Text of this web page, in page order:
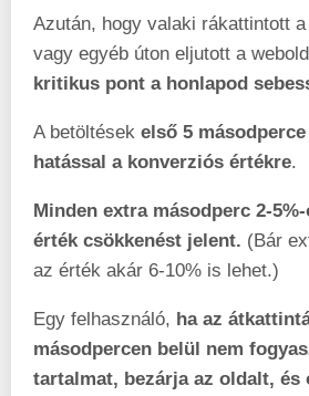
Azután, hogy valaki rákattintott
vagy egyéb úton eljutott a
kritikus pont a honlapod
A betöltések első 5
hatással a konverziós értékre.
Minden extra másodperc 2-
érték csökkenést jelent. (Bár
az érték akár 6-10% is lehet.)
Egy felhasználó, ha az
másodpercen belül nem
tartalmat, bezárja az oldalt, és